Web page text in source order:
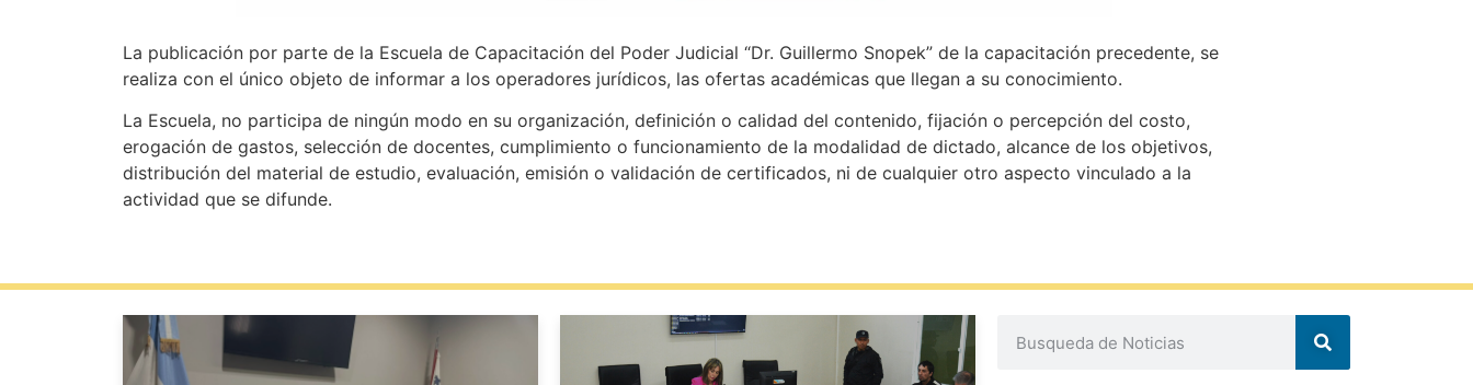
La publicación por parte de la Escuela de Capacitación del Poder Judicial “Dr. Guillermo Snopek” de la capacitación precedente, se
realiza con el único objeto de informar a los operadores jurídicos, las ofertas académicas que llegan a su conocimiento.
La Escuela, no participa de ningún modo en su organización, definición o calidad del contenido, fijación o percepción del costo,
erogación de gastos, selección de docentes, cumplimiento o funcionamiento de la modalidad de dictado, alcance de los objetivos,
distribución del material de estudio, evaluación, emisión o validación de certificados, ni de cualquier otro aspecto vinculado a la
actividad que se difunde.